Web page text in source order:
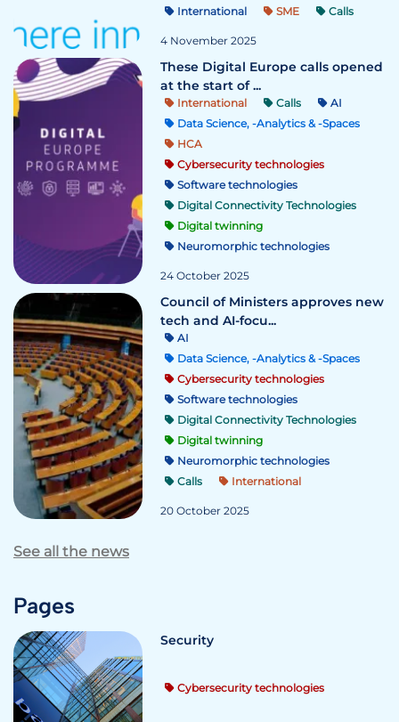
International
SME Calls
4 November 2025
These Digital Europe calls opened
at the start of ...
International Calls
AI
Data Science, -Analytics & -Spaces
HCA
Cybersecurity technologies
Software technologies
Digital Connectivity Technologies
Digital twinning
Neuromorphic technologies
24 October 2025
Council of Ministers approves new
tech and AI-focu...
AI
Data Science, -Analytics & -Spaces
Cybersecurity technologies
Software technologies
Digital Connectivity Technologies
Digital twinning
Neuromorphic technologies
Calls
International
20 October 2025
See all the news
Pages
Security
Cybersecurity technologies